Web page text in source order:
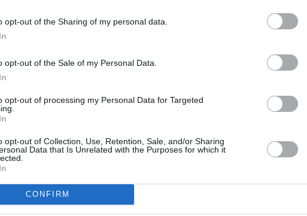
opt-out of the Sharing of my personal data.
opt-out of the Sale of my Personal Data.
opt-out of processing my Personal Data for Targeted
opt-out of Collection, Use, Retention, Sale, and/or Sharing
Data that Is Unrelated with the Purposes for which it
CONFIRM
Πριν 4 ημέρες